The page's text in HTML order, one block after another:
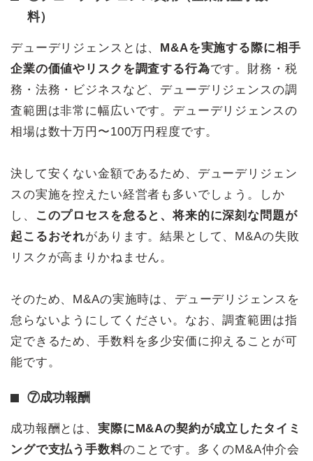
料）
デューデリジェンスとは、 M&Aを実施する際に相手
企業の価値やリスクを調査する行為です。財務・税
務・法務・ビジネスなど、デューデリジェンスの調
査範囲は非常に幅広いです。デューデリジェンスの
相場は数十万円〜100万円程度です。
決して安くない金額であるため、デューデリジェン
スの実施を控えたい経営者も多いでしょう。しか
し、
このプロセスを怠ると、将来的に深刻な問題が
起こるおそれがあります。結果として、M&Aの失敗
リスクが高まりかねません。
そのため、M&Aの実施時は、デューデリジェンスを
怠らないようにしてください。なお、調査範囲は指
定できるため、手数料を多少安価に抑えることが可
能です。
⑦成功報酬
成功報酬とは、 実際にM&Aの契約が成立したタイミ
ングで支払う手数料のことです。多くのM&A仲介会